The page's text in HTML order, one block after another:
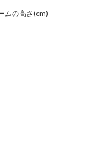
ムの高さ(cm)